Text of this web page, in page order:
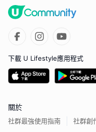
下載 U Lifestyle應用程式
關於
社群最強使用指南
社群創